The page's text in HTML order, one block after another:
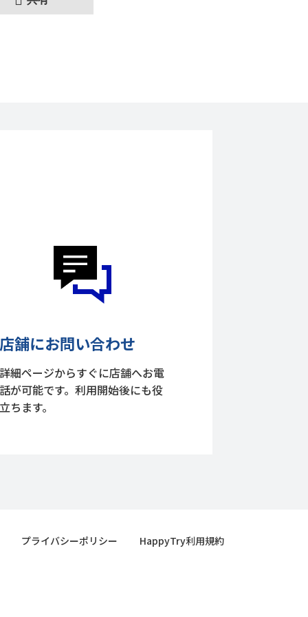
舗にお問い合わせ
細ページからすぐに店舗へお電
が可能です。利用開始後にも役
ちます。
プライバシーポリシー HappyTry利用規約